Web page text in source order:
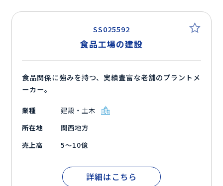
SS025592
食品工場の建設
食品関係に強みを持つ、実績豊富な老舗のプラントメ
ーカー。
業種
建設・土木
所在地
関西地方
売上高
5～10億
詳細はこちら